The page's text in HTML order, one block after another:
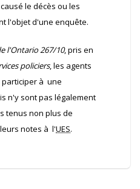
le décès ou les
l'objet d'une enquête.
l'Ontario 267/10, pris en
policiers, les agents
à une
n'y sont pas légalement
tenus non plus de
notes à l'UES.